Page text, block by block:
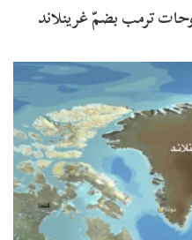
ترمب بضمّ غرينلاند